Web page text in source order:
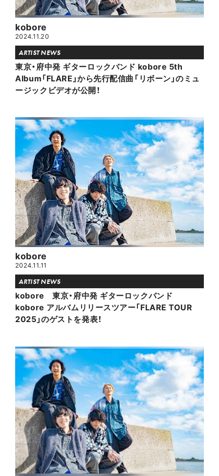
kobore
2024.11.20
ARTIST NEWS
東京・府中発 ギターロックバンド kobore 5th
Album「FLARE」から先行配信曲「リボーン」のミュ
ージックビデオが公開！
kobore
2024.11.11
ARTIST NEWS
kobore 東京・府中発 ギターロックバンド
kobore アルバムリリースツアー「FLARE TOUR
2025」のゲストを発表！